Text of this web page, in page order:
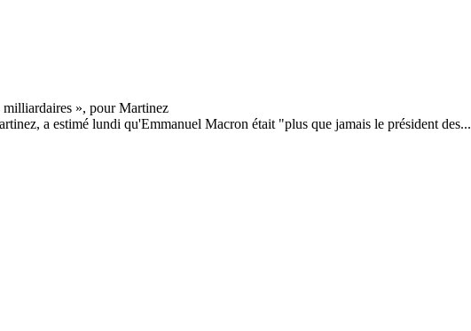
a estimé lundi qu'Emmanuel Macron était "plus que jamais le président des...